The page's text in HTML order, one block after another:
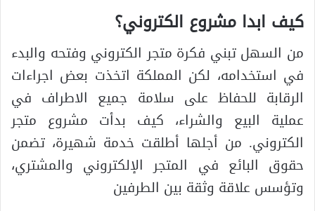
كيف ابدا مشروع الكتروني؟
من السهل تبني فكرة متجر الكتروني وفتحه والبدء
في استخدامه، لكن المملكة اتخذت بعض اجراءات
الرقابة للحفاظ على سلامة جميع الاطراف في
عملية البيع والشراء، كيف بدأت مشروع متجر
الكتروني. من أجلها أطلقت خدمة شهيرة، تضمن
حقوق البائع في المتجر الإلكتروني والمشتري،
وتؤسس علاقة وثقة بين الطرفين